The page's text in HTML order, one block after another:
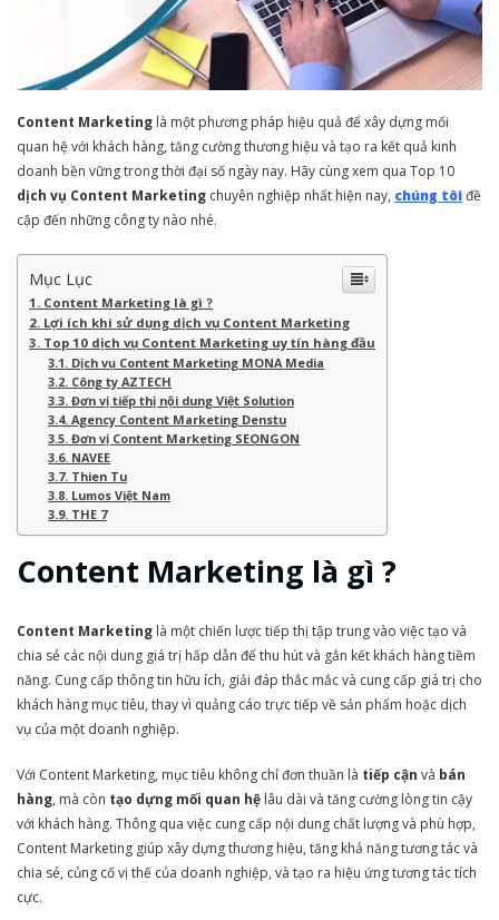
Content Marketing là một phương pháp hiệu quả để xây dựng mối
quan hệ với khách hàng, tăng cường thương hiệu và tạo ra kết quả kinh
doanh bền vững trong thời đại số ngày nay. Hãy cùng xem qua Top 10
dịch vụ Content Marketing chuyên nghiệp nhất hiện nay, chúng tôiđề
cập đến những công ty nào nhé.
Mục Lục
Content Marketing là gì ?
Lợi ích khi sử dụng dịch vụ Content Marketing
Top 10 dịch vụ Content Marketing uy tín hàng đầu
Dịch vụ Content Marketing MONA Media
Công ty AZTECH
Đơn vị tiếp thị nội dung Việt Solution
Agency Content Marketing Denstu
Đơn vị Content Marketing SEONGON
NAVEE
Thien Tu
Lumos Việt Nam
THE 7
Content Marketing là gì ?
Content Marketing là một chiến lược tiếp thị tập trung vào việc tạo và
chia sẻ các nội dung giá trị hấp dẫn để thu hút và gắn kết khách hàng tiềm
năng. Cung cấp thông tin hữu ích, giải đáp thắc mắc và cung cấp giá trị cho
khách hàng mục tiêu, thay vì quảng cáo trực tiếp về sản phẩm hoặc dịch
vụ của một doanh nghiệp.
Với Content Marketing, mục tiêu không chỉ đơn thuần là tiếp cận và bán
hàng, mà còn tạo dựng mối quan hệ lâu dài và tăng cường lòng tin cậy
với khách hàng. Thông qua việc cung cấp nội dung chất lượng và phù hợp,
Content Marketing giúp xây dựng thương hiệu, tăng khả năng tương tác và
chia sẻ, củng cố vị thế của doanh nghiệp, và tạo ra hiệu ứng tương tác tích
cực.